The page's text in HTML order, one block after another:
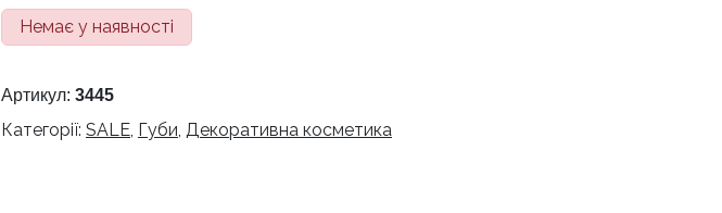
ціна:
ціна:
Немає у наявності
Артикул: 3445
Категорії: SALE, Губи, Декоративна косметика